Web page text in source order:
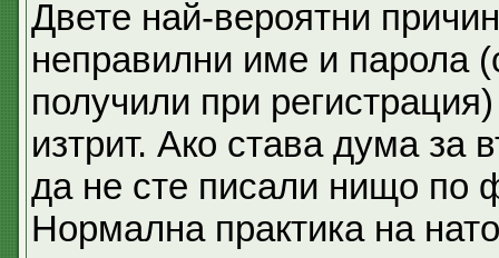
Двете най-вероятни
неправилни име и парола
получили при
изтрит. Ако става дума за
да не сте писали нищо по
Нормална практика на